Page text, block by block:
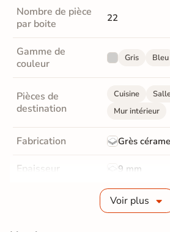
Nombre de pièce
par boite
22
Gamme de
couleur
Gris Bleu
Pièces de
destination
Cuisine
Mur intérieur
Fabrication Grès
Epaisseur 9 mm
Non-rectifié
Voir plus